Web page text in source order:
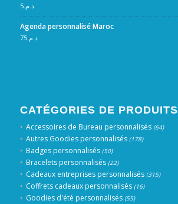
د.م.5
Agenda personnalisé Maroc
د.م.75
CATÉGORIES DE PRODUITS
Accessoires de Bureau personnalisés (64)
Autres Goodies personnalisés (178)
Badges personnalisés (50)
Bracelets personnalisés (22)
Cadeaux entreprises personnalisés (315)
Coffrets cadeaux personnalisés (16)
Goodies d'été personnalisés (55)